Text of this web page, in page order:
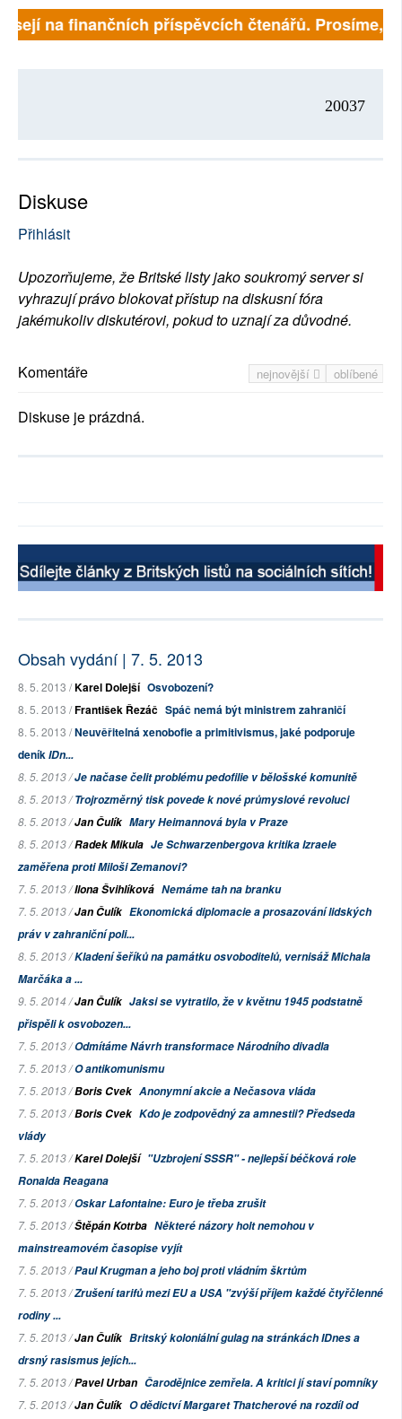
na finančních příspěvcích čtenářů. Prosíme,
20037
Diskuse
Přihlásit
Upozorňujeme, že Britské listy jako soukromý server si
vyhrazují právo blokovat přístup na diskusní fóra
jakémukoliv diskutérovi, pokud to uznají za důvodné.
nejnovější oblíbené
Komentáře
Diskuse je prázdná.
Obsah vydání | 7. 5. 2013
8. 5. 2013 /Karel Dolejší Osvobození?
8. 5. 2013 /František Řezáč Spáč nemá být ministrem zahraničí
8. 5. 2013 /Neuvěřitelná xenobofie a primitivismus, jaké podporuje
deníkIDn...
8. 5. 2013 /Je načase čelit problému pedofilie v bělošské komunitě
8. 5. 2013 /Trojrozměrný tisk povede k nové průmyslové revoluci
8. 5. 2013 /Jan Čulík Mary Heimannová byla v Praze
8. 5. 2013 /Radek Mikula Je Schwarzenbergova kritika Izraele
zaměřena proti Miloši Zemanovi?
7. 5. 2013 /Ilona Švihlíková Nemáme tah na branku
7. 5. 2013 /Jan Čulík Ekonomická diplomacie a prosazování lidských
práv v zahraniční poli...
8. 5. 2013 /Kladení šeříků na památku osvoboditelů, vernisáž Michala
Marčáka a ...
9. 5. 2014 /Jan Čulík Jaksi se vytratilo, že v květnu 1945 podstatně
přispěli k osvobozen...
7. 5. 2013 /OdmítámeNávrh transformace Národního divadla
7. 5. 2013 /O antikomunismu
7. 5. 2013 /Boris Cvek Anonymní akcie a Nečasova vláda
7. 5. 2013 /Boris Cvek Kdo je zodpovědný za amnestii? Předseda
vlády
7. 5. 2013 /Karel Dolejší "Uzbrojení SSSR" - nejlepší béčková role
Ronalda Reagana
7. 5. 2013 /Oskar Lafontaine: Euro je třeba zrušit
7. 5. 2013 /Štěpán Kotrba Některé názory holt nemohou v
mainstreamovém časopise vyjít
7. 5. 2013 /Paul Krugman a jeho boj proti vládním škrtům
7. 5. 2013 /Zrušení tarifů mezi EU a USA "zvýší příjem každé čtyřčlenné
rodiny ...
7. 5. 2013 /Jan Čulík Britský koloniální gulag na stránkách IDnes a
drsný rasismus jejích...
7. 5. 2013 /Pavel Urban Čarodějnice zemřela. A kritici jí staví pomníky
7. 5. 2013 /Jan Čulík O dědictví Margaret Thatcherové na rozdíl od